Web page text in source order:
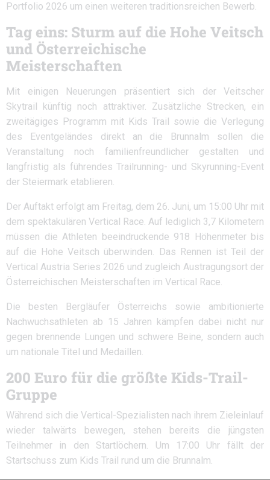
Portfolio 2026 um einen weiteren traditionsreichen Bewerb.
Tag eins: Sturm auf die Hohe Veitsch
und Österreichische
Meisterschaften
Mit einigen Neuerungen präsentiert sich der Veitscher
Skytrail künftig noch attraktiver. Zusätzliche Strecken, ein
zweitägiges Programm mit Kids Trail sowie die Verlegung
des Eventgeländes direkt an die Brunnalm sollen die
Veranstaltung noch familienfreundlicher gestalten und
langfristig als führendes Trailrunning- und Skyrunning-Event
der Steiermark etablieren.
Der Auftakt erfolgt am Freitag, dem 26. Juni, um 15:00 Uhr mit
dem spektakulären Vertical Race. Auf lediglich 3,7 Kilometern
müssen die Athleten beeindruckende 918 Höhenmeter bis
auf die Hohe Veitsch überwinden. Das Rennen ist Teil der
Vertical Austria Series 2026 und zugleich Austragungsort der
Österreichischen Meisterschaften im Vertical Race.
Die besten Bergläufer Österreichs sowie ambitionierte
Nachwuchsathleten ab 15 Jahren kämpfen dabei nicht nur
gegen brennende Lungen und schwere Beine, sondern auch
um nationale Titel und Medaillen.
200 Euro für die größte Kids-Trail-
Gruppe
Während sich die Vertical-Spezialisten nach ihrem Zieleinlauf
wieder talwärts bewegen, stehen bereits die jüngsten
Teilnehmer in den Startlöchern. Um 17:00 Uhr fällt der
Startschuss zum Kids Trail rund um die Brunnalm.